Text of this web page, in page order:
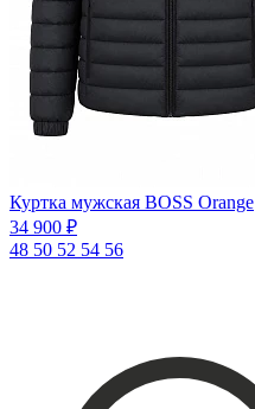
Куртка мужская BOSS Orange
34 900 ₽
48 50 52 54 56